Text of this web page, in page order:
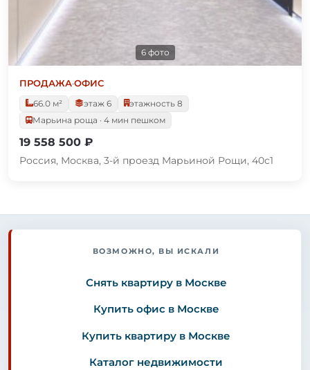
6 фото
ПРОДАЖА·ОФИС
66.0 м²
этаж 6
этажность 8
Марьина роща · 4 мин пешком
19 558 500 ₽
Россия, Москва, 3-й проезд Марьиной Рощи, 40с1
ВОЗМОЖНО, ВЫ ИСКАЛИ
Снять квартиру в Москве
Купить офис в Москве
Купить квартиру в Москве
Каталог недвижимости